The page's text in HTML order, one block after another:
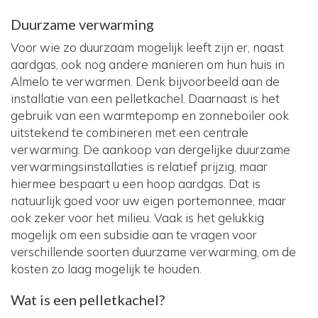
Duurzame verwarming
Voor wie zo duurzaam mogelijk leeft zijn er, naast
aardgas, ook nog andere manieren om hun huis in
Almelo te verwarmen. Denk bijvoorbeeld aan de
installatie van een pelletkachel. Daarnaast is het
gebruik van een warmtepomp en zonneboiler ook
uitstekend te combineren met een centrale
verwarming. De aankoop van dergelijke duurzame
verwarmingsinstallaties is relatief prijzig, maar
hiermee bespaart u een hoop aardgas. Dat is
natuurlijk goed voor uw eigen portemonnee, maar
ook zeker voor het milieu. Vaak is het gelukkig
mogelijk om een subsidie aan te vragen voor
verschillende soorten duurzame verwarming, om de
kosten zo laag mogelijk te houden.
Wat is een pelletkachel?